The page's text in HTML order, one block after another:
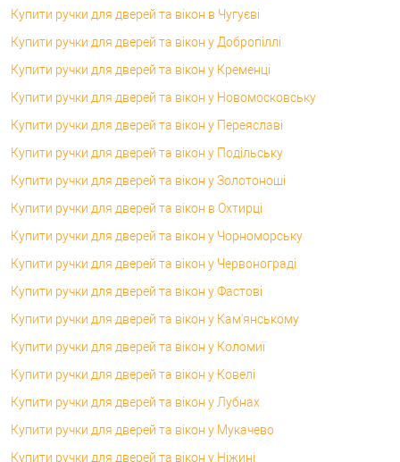
Купити ручки для дверей та вікон в Чугуєві
Купити ручки для дверей та вікон у Добропіллі
Купити ручки для дверей та вікон у Кременці
Купити ручки для дверей та вікон у Новомосковську
Купити ручки для дверей та вікон у Переяславі
Купити ручки для дверей та вікон у Подільську
Купити ручки для дверей та вікон у Золотоноші
Купити ручки для дверей та вікон в Охтирці
Купити ручки для дверей та вікон у Чорноморську
Купити ручки для дверей та вікон у Червонограді
Купити ручки для дверей та вікон у Фастові
Купити ручки для дверей та вікон у Кам'янському
Купити ручки для дверей та вікон у Коломиї
Купити ручки для дверей та вікон у Ковелі
Купити ручки для дверей та вікон у Лубнах
Купити ручки для дверей та вікон у Мукачево
Купити ручки для дверей та вікон у Ніжині